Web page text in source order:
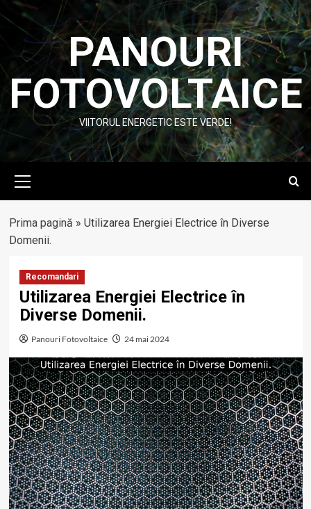
Skip
to
content
PANOURI
FOTOVOLTAICE
VIITORUL ENERGETIC ESTE VERDE!
Menu
Prima pagină » Utilizarea Energiei Electrice în Diverse
Domenii.
Recomandari
Utilizarea Energiei Electrice în
Diverse Domenii.
Panouri Fotovoltaice 24 mai 2024